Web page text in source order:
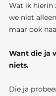
Wat ik hierin
we niet
maar ook
Want die ja
niets.
Die ja